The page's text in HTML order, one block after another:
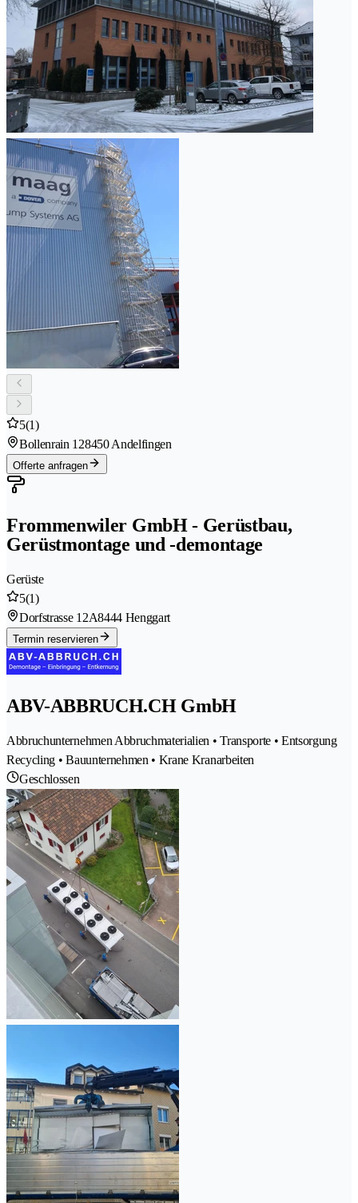
5(1)
Bollenrain 128450 Andelfingen
Offerte anfragen
Frommenwiler GmbH - Gerüstbau,
Gerüstmontage und -demontage
Gerüste
5(1)
Dorfstrasse 12A8444 Henggart
Termin reservieren
ABV-ABBRUCH.CH GmbH
Abbruchunternehmen Abbruchmaterialien • Transporte • Entsorgung
Recycling • Bauunternehmen • Krane Kranarbeiten
Geschlossen